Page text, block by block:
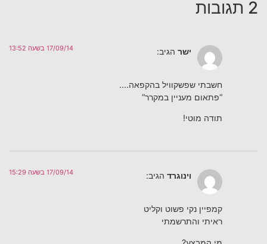
2 תגובות
ישר הגיב: 17/09/14 בשעה 13:52
חשבתי שפשקוויל בהקפאה….
“פתאום מעניין במקרר”
תודה מוטי!
וינוגרד הגיב: 17/09/14 בשעה 15:29
קמפיין נקי פשוט וקליט
ראיתי והתרשמתי